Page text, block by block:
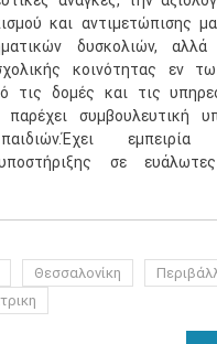
και αντιμετώπισης
δυσκολιών,
κοινότητας εν
τις δομές και τις
παρέχει συμβουλευτική
εμπειρία
σε
Θεσσαλονίκη